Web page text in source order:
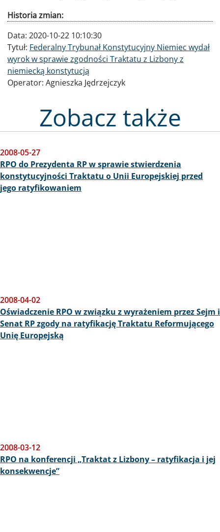
Historia zmian:
Data: 2020-10-22 10:10:30
Tytuł: Federalny Trybunał Konstytucyjny Niemiec wydał
wyrok w sprawie zgodności Traktatu z Lizbony z
niemiecką konstytucją
Operator: Agnieszka Jędrzejczyk
Zobacz także
2008-05-27
RPO do Prezydenta RP w sprawie stwierdzenia
konstytucyjności Traktatu o Unii Europejskiej przed
jego ratyfikowaniem
2008-04-02
Oświadczenie RPO w związku z wyrażeniem przez Sejm i
Senat RP zgody na ratyfikację Traktatu Reformującego
Unię Europejską
2008-03-12
RPO na konferencji „Traktat z Lizbony – ratyfikacja i jej
konsekwencje”